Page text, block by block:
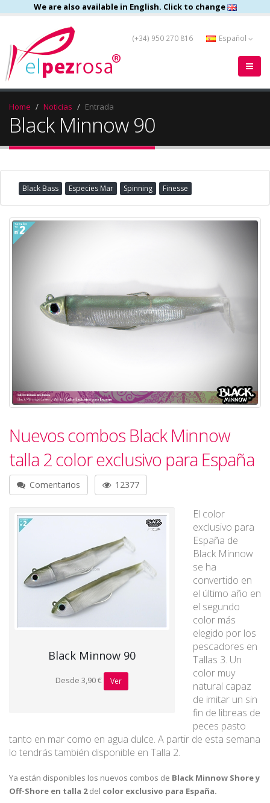
We are also available in English. Click to change
(+34) 950 270 816 Español
Home Noticias Entrada
Black Minnow 90
Black Bass Especies Mar Spinning Finesse
Nuevos combos Black Minnow
talla 2 color exclusivo para España
Comentarios 12377
Black Minnow 90
Desde 3,90 € Ver
El color
exclusivo para
España de
Black Minnow
se ha
convertido en
el último año en
el segundo
color más
elegido por los
pescadores en
Tallas 3. Un
color muy
natural capaz
de imitar un sin
fin de libreas de
peces pasto
tanto en mar como en agua dulce. A partir de esta semana
lo tendrás también disponible en Talla 2.
Ya están disponibles los nuevos combos de Black Minnow Shore y
Off-Shore en talla 2del color exclusivo para España.